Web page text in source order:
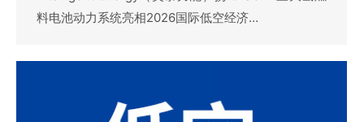
料电池动力系统亮相2026国际低空经济…